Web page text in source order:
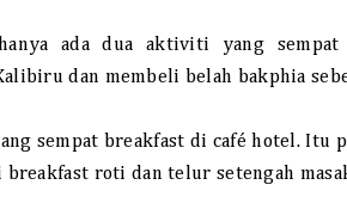
ada dua aktiviti yang
dan membeli belah bakphia
sempat breakfast di café hotel. Itu
breakfast roti dan telur setengah